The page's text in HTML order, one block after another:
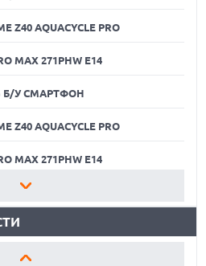
AQUACYCLE PRO
MAX 271PHW E14
Б/У СМАРТФОН
AQUACYCLE PRO
MAX 271PHW E14
Б/У СМАРТФОН
AQUACYCLE PRO
MAX 271PHW E14
МАТРИЦЕЙ
2026 ГОДА